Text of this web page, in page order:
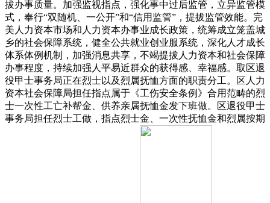
拔办事质量。加强监视指点，强化事中过后监管，立异监管模
式，奉行“双随机、一公开”和“信用监管”，提拔监管效能。完
美人力资本市场和人力资本办事业成长政策，统筹成立笼盖城
乡的社会保障系统，健全公共就业创业服系统，深化人才成长
体系体例机制，加强消息共享，不竭提拔人力资本和社会保障
办事程度，持续加强人平易近群众的获得感、幸福感。取区退
役甲士事务局正在烈士以及烈属抚恤方面的职责分工。区人力
资本社会保障局担任指点属于《工伤安全条例》合用范畴的烈
士一次性工亡补帮金、供养亲属抚恤金发下班做。区退役甲士
事务局担任烈士工做，指点烈士金、一次性抚恤金和烈属按期